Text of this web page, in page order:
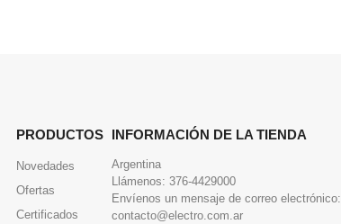
PRODUCTOS
Novedades
Ofertas
Certificados
INFORMACIÓN DE LA TIENDA
Argentina
Llámenos: 376-4429000
Envíenos un mensaje de correo electrónico:
contacto@electro.com.ar